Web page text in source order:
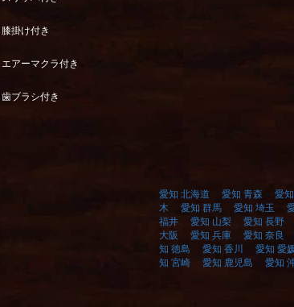
膝掛け付き
エアーマクラ付き
歯ブラシ付き
愛知 北海道 愛知 青森
愛
木
愛知 群馬 愛知 埼玉
福井
愛知 山梨
愛知 長野
大阪
愛知 兵庫
愛知 奈良
知 徳島
愛知 香川
愛知 愛
知 宮崎
愛知 鹿児島 愛知